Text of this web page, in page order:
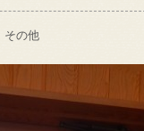
その他